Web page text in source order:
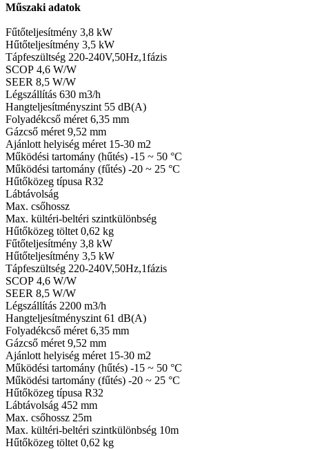
Műszaki adatok
Fűtőteljesítmény 3,8 kW
Hűtőteljesítmény 3,5 kW
Tápfeszültség 220-240V,50Hz,1fázis
SCOP 4,6 W/W
SEER 8,5 W/W
Légszállítás 630 m3/h
Hangteljesítményszint 55 dB(A)
Folyadékcső méret 6,35 mm
Gázcső méret 9,52 mm
Ajánlott helyiség méret 15-30 m2
Működési tartomány (hűtés) -15 ~ 50 °C
Működési tartomány (fűtés) -20 ~ 25 °C
Hűtőközeg típusa R32
Lábtávolság
Max. csőhossz
Max. kültéri-beltéri szintkülönbség
Hűtőközeg töltet 0,62 kg
Fűtőteljesítmény 3,8 kW
Hűtőteljesítmény 3,5 kW
Tápfeszültség 220-240V,50Hz,1fázis
SCOP 4,6 W/W
SEER 8,5 W/W
Légszállítás 2200 m3/h
Hangteljesítményszint 61 dB(A)
Folyadékcső méret 6,35 mm
Gázcső méret 9,52 mm
Ajánlott helyiség méret 15-30 m2
Működési tartomány (hűtés) -15 ~ 50 °C
Működési tartomány (fűtés) -20 ~ 25 °C
Hűtőközeg típusa R32
Lábtávolság 452 mm
Max. csőhossz 25m
Max. kültéri-beltéri szintkülönbség 10m
Hűtőközeg töltet 0,62 kg